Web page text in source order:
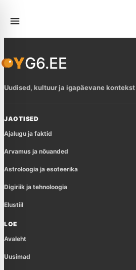
YG6.EE
Uudised, kultuur ja igapäevane kontekst
JAOTISED
Ajalugu ja faktid
Arvamus ja nõuanded
Astroloogia ja esoteerika
Digiriik ja tehnoloogia
Elustiil
LOE
Avaleht
Uusimad